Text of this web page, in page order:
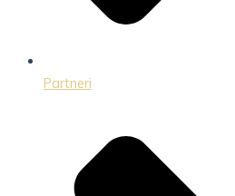
Partneri